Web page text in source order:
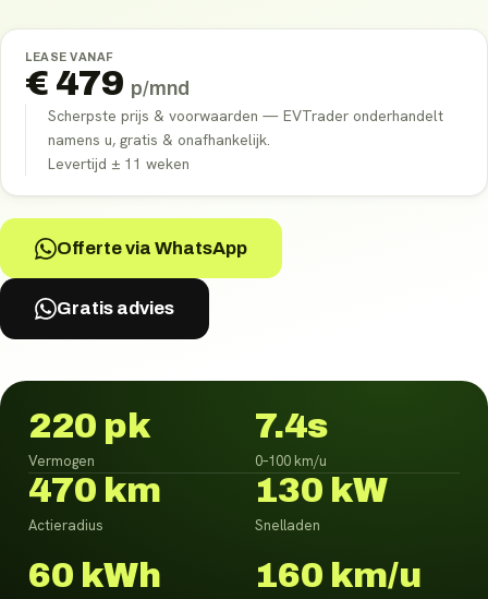
LEASE VANAF
€ 479 p/mnd
Scherpste prijs & voorwaarden — EVTrader onderhandelt
namens u, gratis & onafhankelijk.
Levertijd ± 11 weken
Offerte via WhatsApp
Gratis advies
220 pk
Vermogen
7.4s
0–100 km/u
470 km
Actieradius
130 kW
Snelladen
60 kWh 160 km/u